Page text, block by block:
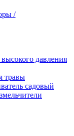
/
давления
травы
садовый